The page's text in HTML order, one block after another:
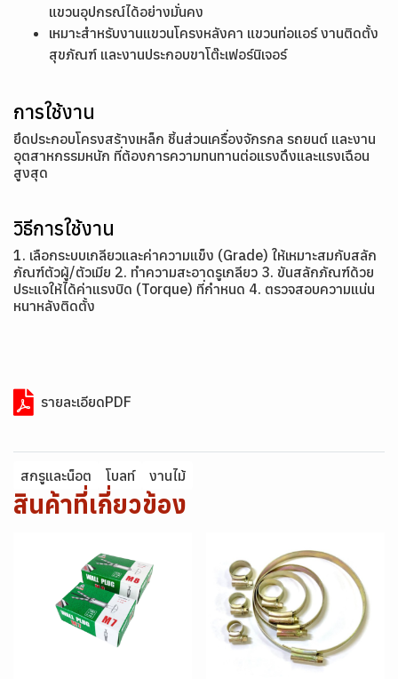
แขวนอุปกรณ์ได้อย่างมั่นคง
เหมาะสำหรับงานแขวนโครงหลังคา แขวนท่อแอร์ งานติดตั้ง
สุขภัณฑ์ และงานประกอบขาโต๊ะเฟอร์นิเจอร์
การใช้งาน
ยึดประกอบโครงสร้างเหล็ก ชิ้นส่วนเครื่องจักรกล รถยนต์ และงาน
อุตสาหกรรมหนัก ที่ต้องการความทนทานต่อแรงดึงและแรงเฉือน
สูงสุด
วิธีการใช้งาน
1. เลือกระบบเกลียวและค่าความแข็ง (Grade) ให้เหมาะสมกับสลัก
ภัณฑ์ตัวผู้/ตัวเมีย 2. ทำความสะอาดรูเกลียว 3. ขันสลักภัณฑ์ด้วย
ประแจให้ได้ค่าแรงบิด (Torque) ที่กำหนด 4. ตรวจสอบความแน่น
หนาหลังติดตั้ง
รายละเอียดPDF
สกรูและน็อต โบลท์ งานไม้
สินค้าที่เกี่ยวข้อง